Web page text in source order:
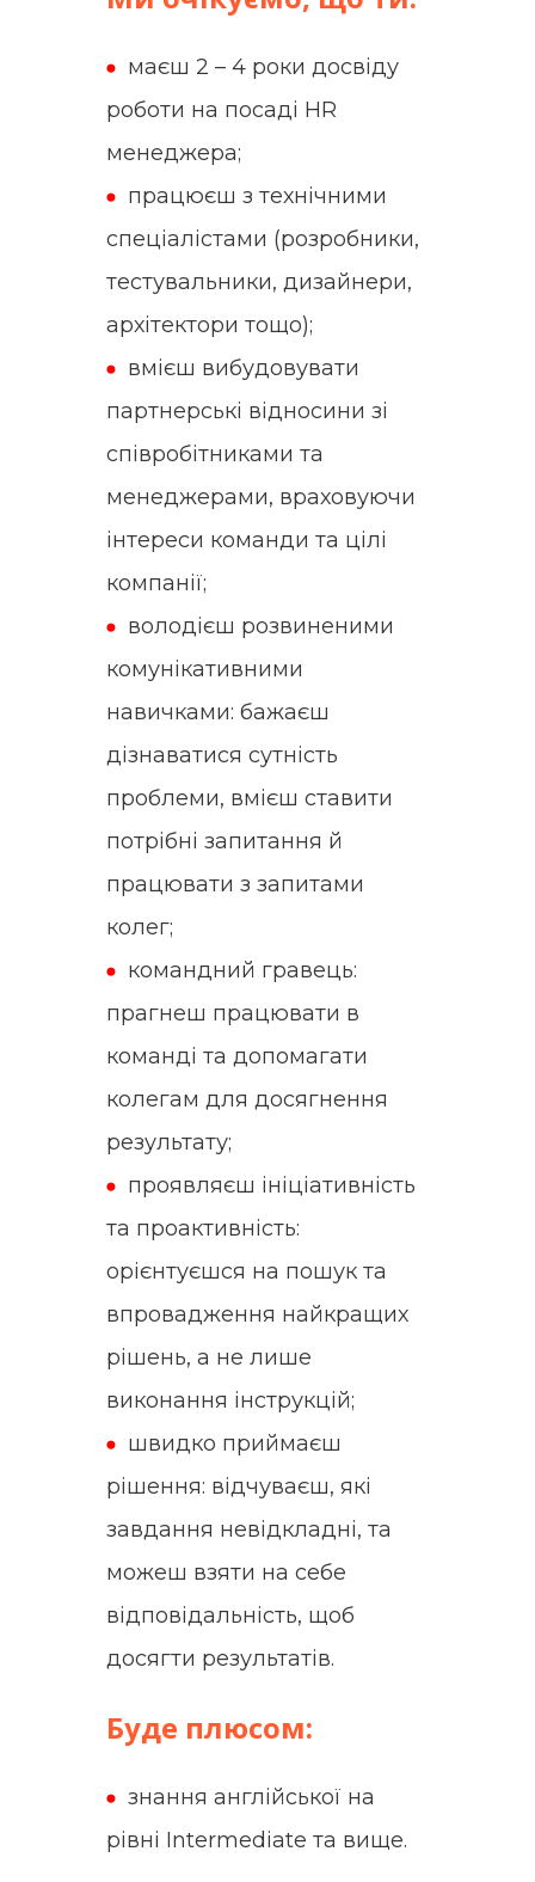
маєш 2 – 4 роки досвіду
роботи на посаді HR
менеджера;
працюєш з технічними
спеціалістами (розробники,
тестувальники, дизайнери,
архітектори тощо);
вмієш вибудовувати
партнерські відносини зі
співробітниками та
менеджерами, враховуючи
інтереси команди та цілі
компанії;
володієш розвиненими
комунікативними
навичками: бажаєш
дізнаватися сутність
проблеми, вмієш ставити
потрібні запитання й
працювати з запитами
колег;
командний гравець:
прагнеш працювати в
команді та допомагати
колегам для досягнення
результату;
проявляєш ініціативність
та проактивність:
орієнтуєшся на пошук та
впровадження найкращих
рішень, а не лише
виконання інструкцій;
швидко приймаєш
рішення: відчуваєш, які
завдання невідкладні, та
можеш взяти на себе
відповідальність, щоб
досягти результатів.
Буде плюсом:
знання англійської на
рівні Intermediate та вище.